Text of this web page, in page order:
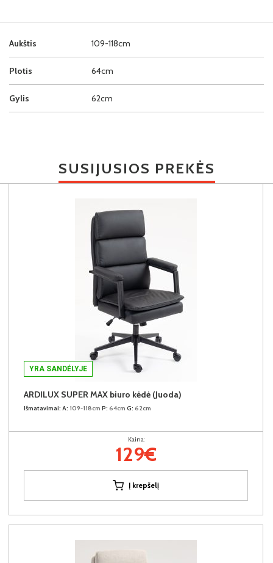
Aukštis 109-118cm
Plotis 64cm
Gylis 62cm
SUSIJUSIOS PREKĖS
YRA SANDĖLYJE
ARDILUX SUPER MAX biuro kėdė (Juoda)
Išmatavimai: A: 109-118cm P: 64cm G: 62cm
Kaina:
129€
Į krepšelį